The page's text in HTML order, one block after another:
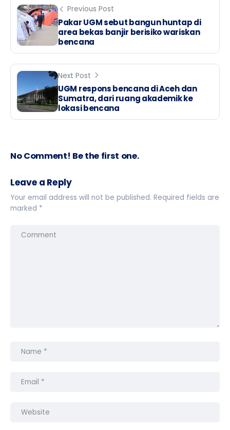
Previous Post
Pakar UGM sebut bangun huntap di
area bekas banjir berisiko wariskan
bencana
Next Post
UGM respons bencana di Aceh dan
Sumatra, dari ruang akademik ke
lokasi bencana
No Comment! Be the first one.
Leave a Reply
Your email address will not be published. Required fields are
marked *